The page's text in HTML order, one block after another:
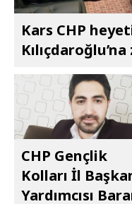
Kars CHP
CHP Gençlik
Kolları İl
Yardımcısı